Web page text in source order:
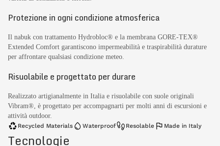
Protezione in ogni condizione atmosferica
Il nabuk con trattamento Hydrobloc® e la membrana GORE-TEX®
Extended Comfort garantiscono impermeabilità e traspirabilità durature
per affrontare qualsiasi condizione meteo.
Risuolabile e progettato per durare
Realizzato artigianalmente in Italia e risuolabile con suole originali
Vibram®, è progettato per accompagnarti per molti anni di escursioni e
attività outdoor.
Recycled Materials Waterproof Resolable Made in Italy
Tecnologie